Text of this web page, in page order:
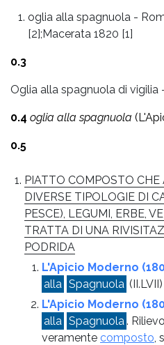
oglia alla spagnuola -
[2];Macerata 1820 [1]
0.3
Oglia alla spagnuola di vigilia
0.4 oglia alla spagnuola
0.5
PIATTO COMPOSTO
DIVERSE TIPOLOGIE DI
PESCE), LEGUMI, ERBE,
TRATTA DI UNA
PODRIDA
L'Apicio Moderno
alla Spagnuola (II.LVII)
L'Apicio Moderno
alla Spagnuola.
veramente composto,